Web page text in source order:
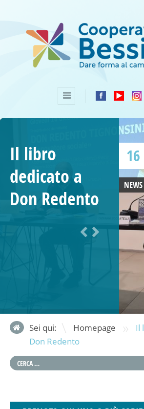
16
Il libro
dedicato a
Don Redento
NEWS
Sei qui: Homepage »
Il
Don Redento